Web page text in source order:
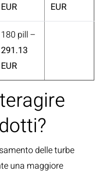
EUR
EUR
180 pill –
291.13
EUR
delle turbe
una maggiore